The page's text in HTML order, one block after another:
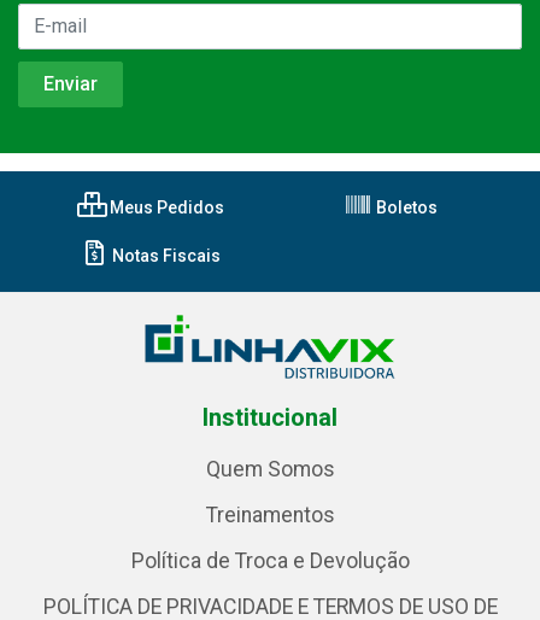
Meus Pedidos Boletos
Notas Fiscais
Institucional
Quem Somos
Treinamentos
Política de Troca e Devolução
POLÍTICA DE PRIVACIDADE E TERMOS DE USO DE